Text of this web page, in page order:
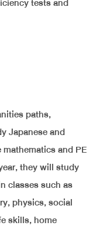
paths,
Japanese and
and PE
they will study
classes such as
physics, social
skills, home